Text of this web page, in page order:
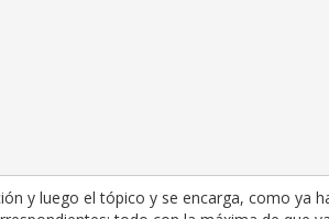
y luego el tópico y se encarga, como